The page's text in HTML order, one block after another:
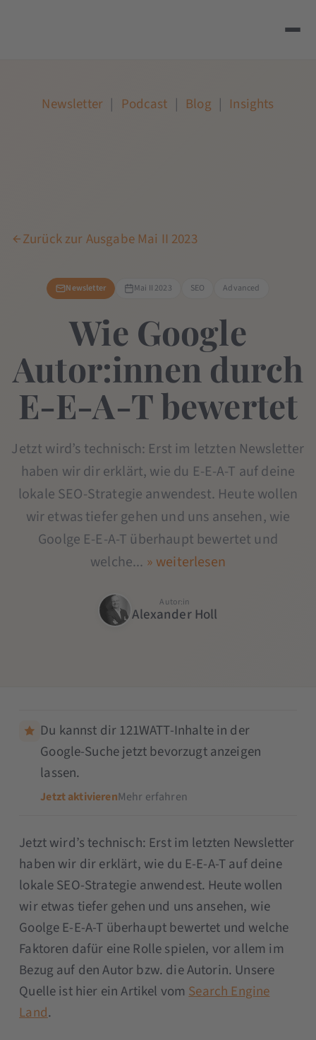
Newsletter | Podcast | Blog | Insights
Zurück zur Ausgabe Mai II 2023
Newsletter Mai II 2023 SEO Advanced
Wie Google
Autor:innen durch
E-E-A-T bewertet
Jetzt wird’s technisch: Erst im letzten Newsletter
haben wir dir erklärt, wie du E-E-A-T auf deine
lokale SEO-Strategie anwendest. Heute wollen
wir etwas tiefer gehen und uns ansehen, wie
Goolge E-E-A-T überhaupt bewertet und
welche... » weiterlesen
Autor:in
Alexander Holl
Du kannst dir 121WATT-Inhalte in der
Google-Suche jetzt bevorzugt anzeigen
lassen.
Jetzt aktivierenMehr erfahren
Jetzt wird’s technisch: Erst im letzten Newsletter
haben wir dir erklärt, wie du E-E-A-T auf deine
lokale SEO-Strategie anwendest. Heute wollen
wir etwas tiefer gehen und uns ansehen, wie
Goolge E-E-A-T überhaupt bewertet und welche
Faktoren dafür eine Rolle spielen, vor allem im
Bezug auf den Autor bzw. die Autorin. Unsere
Quelle ist hier ein Artikel vomSearch Engine
Land.